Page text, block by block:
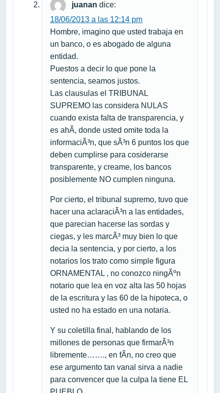
juanan dice:
18/06/2013 a las 12:14 pm
Hombre, imagino que usted trabaja en
un banco, o es abogado de alguna
entidad.
Puestos a decir lo que pone la
sentencia, seamos justos.
Las clausulas el TRIBUNAL
SUPREMO las considera NULAS
cuando exista falta de transparencia, y
es ahÃ­, donde usted omite toda la
informaciÃ³n, que sÃ³n 6 puntos los que
deben cumplirse para cosiderarse
transparente, y creame, los bancos
posiblemente NO cumplen ninguna.
Por cierto, el tribunal supremo, tuvo que
hacer una aclaraciÃ³n a las entidades,
que parecian hacerse las sordas y
ciegas, y les marcÃ³ muy bien lo que
decia la sentencia, y por cierto, a los
notarios los trato como simple figura
ORNAMENTAL , no conozco ningÃºn
notario que lea en voz alta las 50 hojas
de la escritura y las 60 de la hipoteca, o
usted no ha estado en una notaria.
Y su coletilla final, hablando de los
millones de personas que firmarÃ³n
libremente……., en fÃ­n, no creo que
ese argumento tan vanal sirva a nadie
para convencer que la culpa la tiene EL